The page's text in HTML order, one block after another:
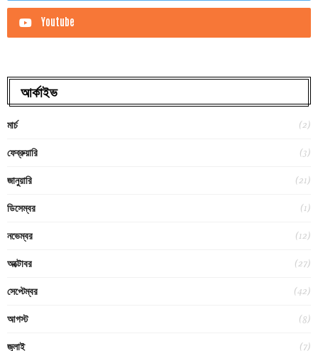
Youtube
আর্কাইভ
মার্চ (2)
ফেব্রুয়ারি (3)
জানুয়ারি (21)
ডিসেম্বর (1)
নভেম্বর (12)
অক্টোবর (27)
সেপ্টেম্বর (42)
আগস্ট (8)
জুলাই (7)